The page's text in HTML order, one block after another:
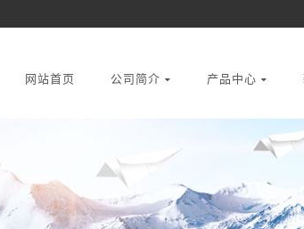
网站首页 公司简介 产品中心